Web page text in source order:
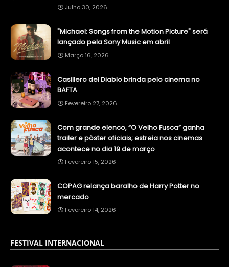
Julho 30, 2026
"Michael: Songs from the Motion Picture" será
lançado pela Sony Music em abril
Março 16, 2026
Casillero del Diablo brinda pelo cinema no
BAFTA
Fevereiro 27, 2026
Com grande elenco, “O Velho Fusca” ganha
trailer e pôster oficiais; estreia nos cinemas
acontece no dia 19 de março
Fevereiro 15, 2026
COPAG relança baralho de Harry Potter no
mercado
Fevereiro 14, 2026
FESTIVAL INTERNACIONAL